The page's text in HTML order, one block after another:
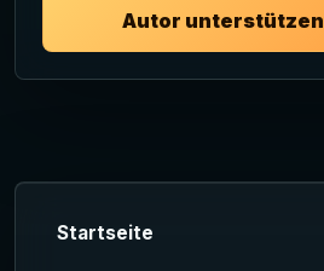
Autor unterstützen
Startseite